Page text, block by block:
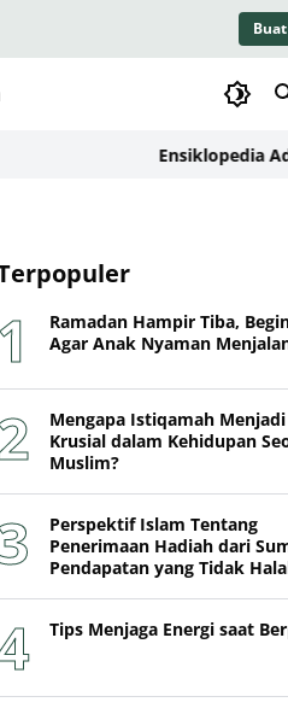
Ensiklopedia Adab
Ramadan Hampir Tiba,
Agar Anak Nyaman
Mengapa Istiqamah
Krusial dalam Kehidupan
Muslim?
Perspektif Islam Tentang
Penerimaan Hadiah dari
Pendapatan yang Tidak
Tips Menjaga Energi saat